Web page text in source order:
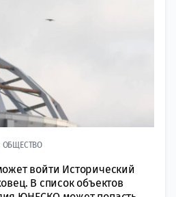
ОБЩЕСТВО
войти Исторический
В список объектов